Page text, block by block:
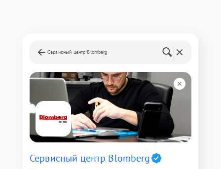
Сервисный центр Blomberg
Сервисный центр Blomberg